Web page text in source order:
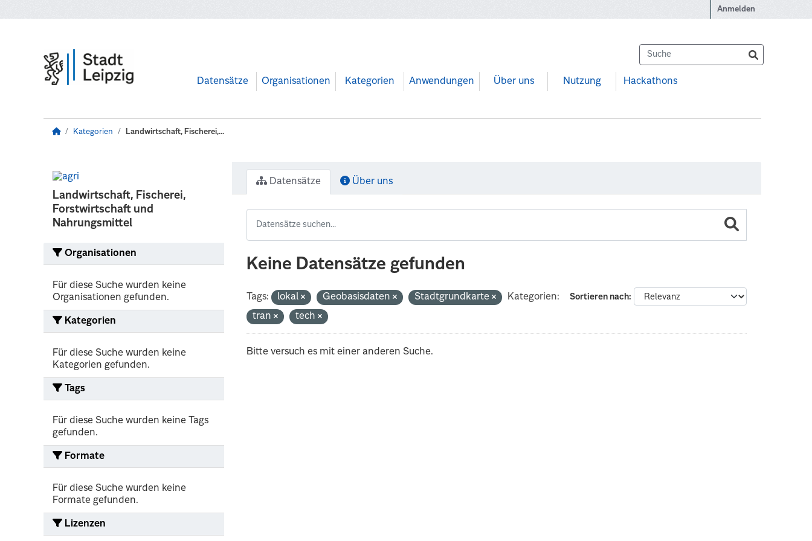
Anmelden
Datensätze Organisationen Kategorien Anwendungen Über uns Nutzung Hackathons
Kategorien Landwirtschaft, Fischerei,...
Landwirtschaft, Fischerei,
Forstwirtschaft und
Nahrungsmittel
Organisationen
Für diese Suche wurden keine
Organisationen gefunden.
Kategorien
Für diese Suche wurden keine
Kategorien gefunden.
Tags
Für diese Suche wurden keine Tags
gefunden.
Formate
Für diese Suche wurden keine
Formate gefunden.
Lizenzen
Datensätze Über uns
Keine Datensätze gefunden
Sortieren nach
Tags: lokal Geobasisdaten Stadtgrundkarte
Kategorien:
tran
tech
Bitte versuch es mit einer anderen Suche.